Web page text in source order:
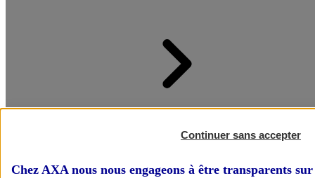
Accueil
Continuer sans accepter
Chez AXA nous nous engageons à être transparents